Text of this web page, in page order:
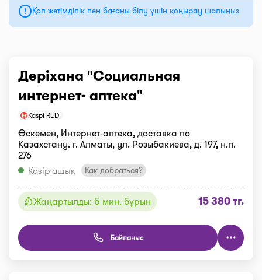
Қол жетімділік пен бағаны білу үшін қоңырау шалыңыз
Дәріхана "Социальная
интернет- аптека"
Kaspi RED
Өскемен, Интернет-аптека, доставка по
Казахстану. г. Алматы, ул. Розыбакиева, д. 197, н.п.
276
Қазір ашық
Как добраться?
Жаңартылды: 5 мин. бұрын 15 380 тг.
Байланыс